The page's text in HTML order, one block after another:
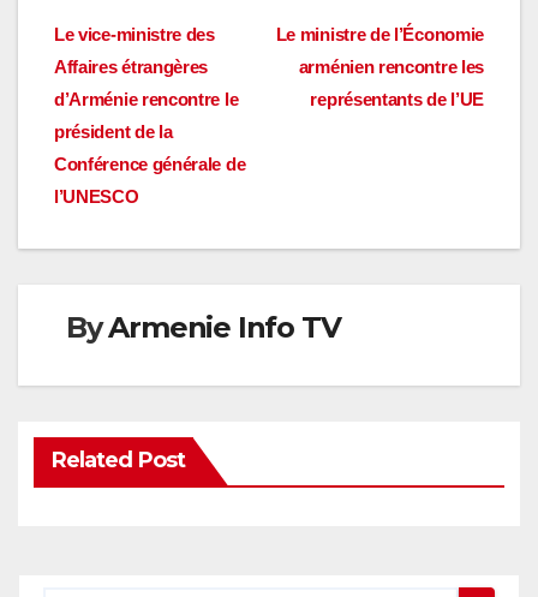
Navigation
de
l’article
Le ministre de l’Économie
arménien rencontre les
représentants de l’UE
Le vice-ministre des
Affaires étrangères
d’Arménie rencontre le
président de la
Conférence générale de
l’UNESCO
ByArmenie Info TV
Related Post